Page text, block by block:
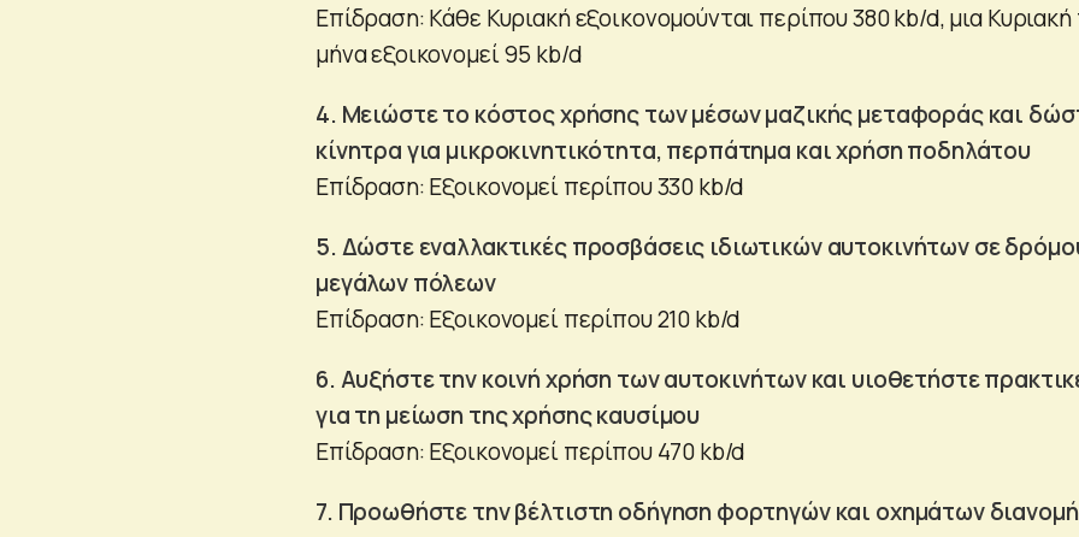
Επίδραση: Κάθε Κυριακή εξοικονομούνται περίπου 380 kb/d, μια Κυριακή
μήνα εξοικονομεί 95 kb/d
4. Μειώστε το κόστος χρήσης των μέσων μαζικής μεταφοράς και
κίνητρα για μικροκινητικότητα, περπάτημα και χρήση ποδηλάτου
Επίδραση: Εξοικονομεί περίπου 330 kb/d
5. Δώστε εναλλακτικές προσβάσεις ιδιωτικών αυτοκινήτων σε
μεγάλων πόλεων
Επίδραση: Εξοικονομεί περίπου 210 kb/d
6. Αυξήστε την κοινή χρήση των αυτοκινήτων και υιοθετήστε
για τη μείωση της χρήσης καυσίμου
Επίδραση: Εξοικονομεί περίπου 470 kb/d
7. Προωθήστε την βέλτιστη οδήγηση φορτηγών και οχημάτων